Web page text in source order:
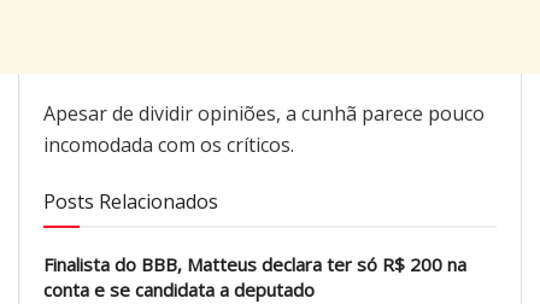
Apesar de dividir opiniões, a cunhã parece pouco
incomodada com os críticos.
Posts Relacionados
Finalista do BBB, Matteus declara ter só R$ 200 na
conta e se candidata a deputado